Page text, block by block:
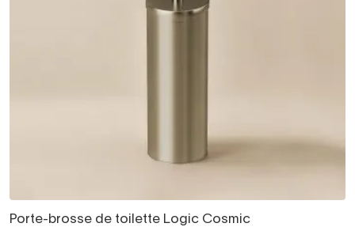
Porte-brosse de toilette Logic Cosmic